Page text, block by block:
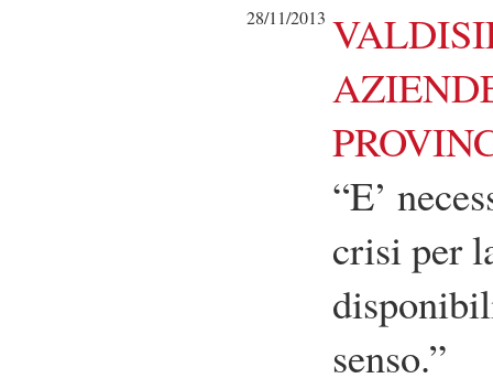
28/11/2013
“E’
crisi per
senso.”